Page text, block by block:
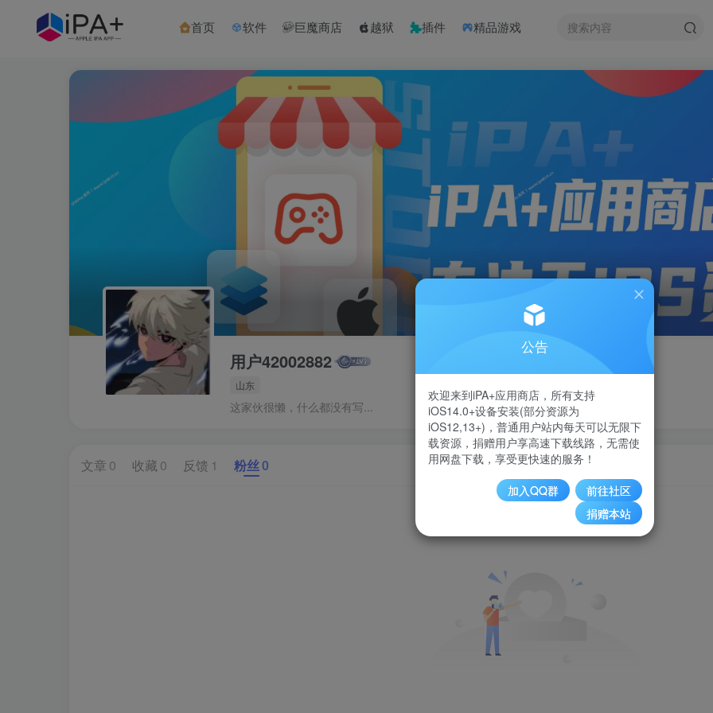
首页 软件 巨魔商店 越狱 插件 精品游戏
用户42002882
山东
这家伙很懒，什么都没有写...
文章 0 收藏 0 反馈 1 粉丝0
粉丝 0 关注 0
公告
欢迎来到iPA+应用商店，所有支持
iOS14.0+设备安装(部分资源为
iOS12,13+)，普通用户站内每天可以无限下
载资源，捐赠用户享高速下载线路，无需使
用网盘下载，享受更快速的服务！
加入QQ群
前往社区
捐赠本站